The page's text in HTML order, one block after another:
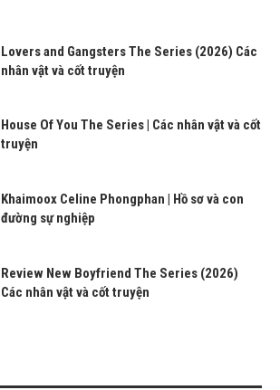
Lovers and Gangsters The Series (2026) Các
nhân vật và cốt truyện
House Of You The Series | Các nhân vật và cốt
truyện
Khaimoox Celine Phongphan | Hồ sơ và con
đường sự nghiệp
Review New Boyfriend The Series (2026)
Các nhân vật và cốt truyện